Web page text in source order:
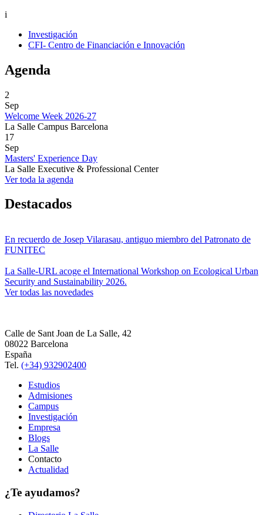
i
Investigación
CFI- Centro de Financiación e Innovación
Agenda
2
Sep
Welcome Week 2026-27
La Salle Campus Barcelona
17
Sep
Masters' Experience Day
La Salle Executive & Professional Center
Ver toda la agenda
Destacados
En recuerdo de Josep Vilarasau, antiguo miembro del Patronato de
FUNITEC
La Salle-URL acoge el International Workshop on Ecological Urban
Security and Sustainability 2026.
Ver todas las novedades
Calle de Sant Joan de La Salle, 42
08022 Barcelona
España
Tel. (+34) 932902400
Estudios
Admisiones
Campus
Investigación
Empresa
Blogs
La Salle
Contacto
Actualidad
¿Te ayudamos?